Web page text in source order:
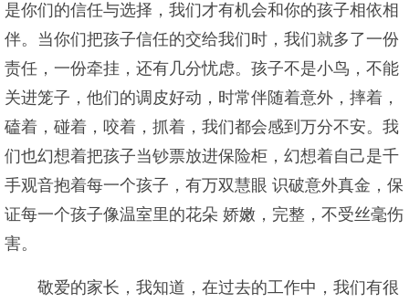
是你们的信任与选择，我们才有机会和你的孩子相依相
伴。当你们把孩子信任的交给我们时，我们就多了一份
责任，一份牵挂，还有几分忧虑。孩子不是小鸟，不能
关进笼子，他们的调皮好动，时常伴随着意外，摔着，
磕着，碰着，咬着，抓着，我们都会感到万分不安。我
们也幻想着把孩子当钞票放进保险柜，幻想着自己是千
手观音抱着每一个孩子，有万双慧眼 识破意外真金，保
证每一个孩子像温室里的花朵 娇嫩，完整，不受丝毫伤
害。
敬爱的家长，我知道，在过去的工作中，我们有很